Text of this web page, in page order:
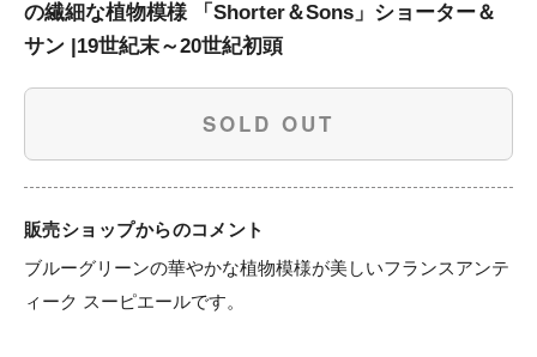
の繊細な植物模様 「Shorter＆Sons」ショーター＆
サン |19世紀末～20世紀初頭
SOLD OUT
販売ショップからのコメント
ブルーグリーンの華やかな植物模様が美しいフランスアンテ
ィーク スーピエールです。